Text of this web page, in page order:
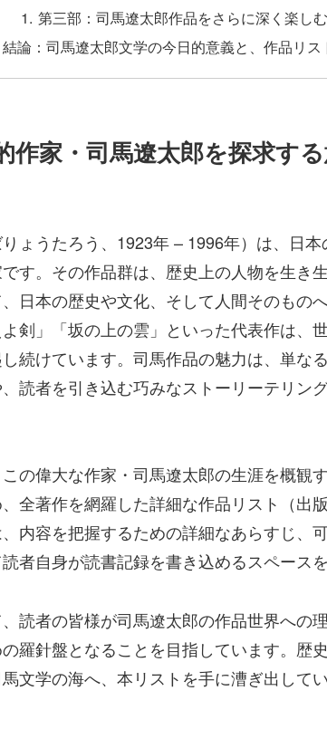
第三部：司馬遼太郎作品をさらに深く楽し
結論：司馬遼太郎文学の今日的意義と、作品リス
作家・司馬遼太郎を探求す
ょうたろう、1923年 – 1996年）は、日
す。その作品群は、歴史上の人物を生き
日本の歴史や文化、そして人間そのもの
剣」「坂の上の雲」といった代表作は、
続けています。司馬作品の魅力は、単な
読者を引き込む巧みなストーリーテリン
の偉大な作家・司馬遼太郎の生涯を概観
全著作を網羅した詳細な作品リスト（出
内容を把握するための詳細なあらすじ、
者自身が読書記録を書き込めるスペースを
読者の皆様が司馬遼太郎の作品世界への
羅針盤となることを目指しています。歴
文学の海へ、本リストを手に漕ぎ出して